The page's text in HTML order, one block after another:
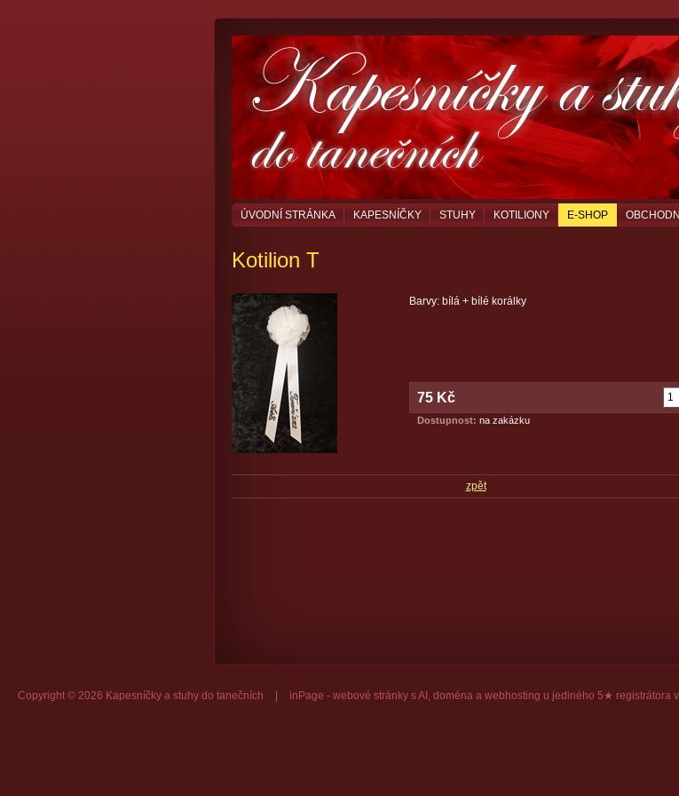
ÚVODNÍ STRÁNKA KAPESNÍČKY STUHY KOTILIONY E-SHOP
Kotilion T
Barvy: bílá + bílé korálky
75 Kč
Dostupnost: na zakázku
zpět
Copyright © 2026 Kapesníčky a stuhy do tanečních inPage - webové stránky s AI, doména a webhosting u jediného 5★ registrátora